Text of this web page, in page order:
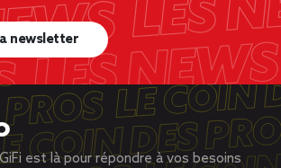
newsletter
est là pour répondre à vos besoins